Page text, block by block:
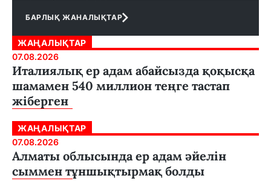
БАРЛЫҚ ЖАНАЛЫҚТАР
ЖАҢАЛЫҚТАР
07.08.2026
Италиялық ер адам абайсызда қоқысқа
шамамен 540 миллион теңге тастап
жіберген
ЖАҢАЛЫҚТАР
07.08.2026
Алматы облысында ер адам әйелін
сыммен тұншықтырмақ болды